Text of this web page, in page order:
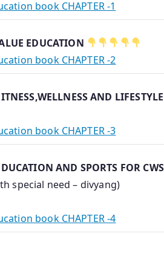
book CHAPTER -1
EDUCATION
book CHAPTER -2
AND LIFESTYLE
book CHAPTER -3
AND SPORTS FOR
special need – divyang)
book CHAPTER -4